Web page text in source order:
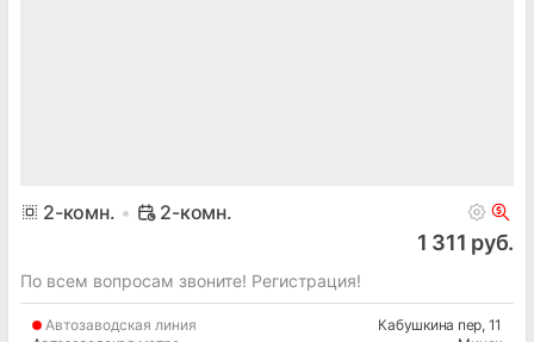
2-комн. 2-комн.
1 311 руб.
По всем вопросам звоните! Регистрация!
Автозаводская линия
Кабушкина пер, 11